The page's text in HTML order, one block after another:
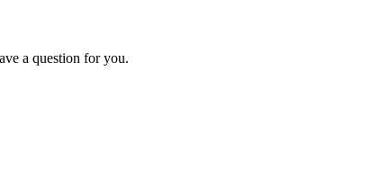
a question for you.